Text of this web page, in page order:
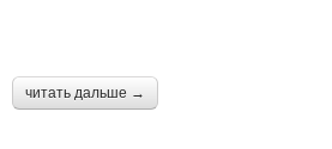
читать дальше →